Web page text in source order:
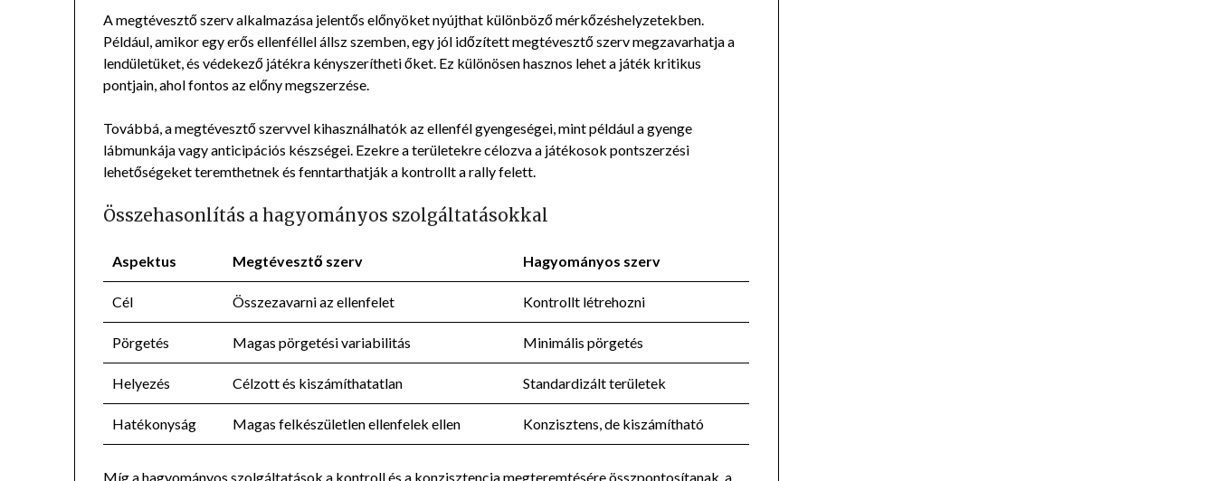
A megtévesztő szerv alkalmazása jelentős előnyöket nyújthat különböző mérkőzéshelyzetekben.
Például, amikor egy erős ellenféllel állsz szemben, egy jól időzített megtévesztő szerv megzavarhatja a
lendületüket, és védekező játékra kényszerítheti őket. Ez különösen hasznos lehet a játék kritikus
pontjain, ahol fontos az előny megszerzése.
Továbbá, a megtévesztő szervvel kihasználhatók az ellenfél gyengeségei, mint például a gyenge
lábmunkája vagy anticipációs készségei. Ezekre a területekre célozva a játékosok pontszerzési
lehetőségeket teremthetnek és fenntarthatják a kontrollt a rally felett.
Összehasonlítás a hagyományos szolgáltatásokkal
Aspektus Megtévesztő szerv Hagyományos szerv
Cél Összezavarni az ellenfelet Kontrollt létrehozni
Pörgetés Magas pörgetési variabilitás Minimális pörgetés
Helyezés Célzott és kiszámíthatatlan Standardizált területek
Hatékonyság Magas felkészületlen ellenfelek ellen Konzisztens, de kiszámítható
Míg a hagyományos szolgáltatások a kontroll és a konzisztencia megteremtésére összpontosítanak, a